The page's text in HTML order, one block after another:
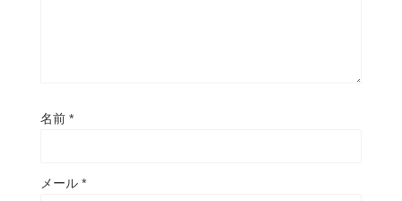
名前 *
メール *